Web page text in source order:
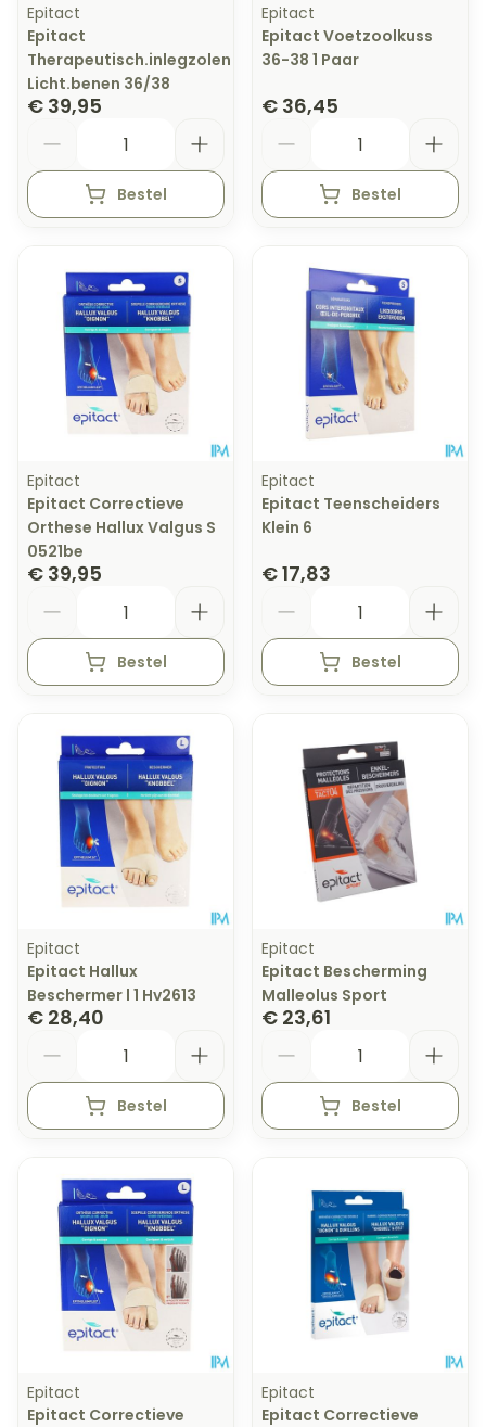
Epitact
Epitact
Therapeutisch.inlegzolen
Licht.benen 36/38
€ 39,95
Bestel
Epitact
Epitact Voetzoolkuss
36-38 1 Paar
€ 36,45
Bestel
Epitact
Epitact Correctieve
Orthese Hallux Valgus S
0521be
€ 39,95
Bestel
Epitact
Epitact Teenscheiders
Klein 6
€ 17,83
Bestel
Epitact
Epitact Hallux
Beschermer l 1 Hv2613
€ 28,40
Bestel
Epitact
Epitact Bescherming
Malleolus Sport
€ 23,61
Bestel
Epitact
Epitact Correctieve
Epitact
Epitact Correctieve